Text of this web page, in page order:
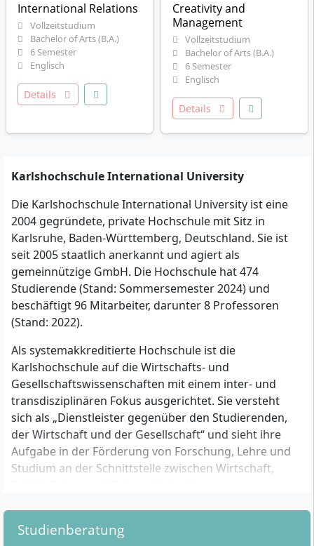
Karlshochschule International University
Die Karlshochschule International University ist eine
2004 gegründete, private Hochschule mit Sitz in
Karlsruhe, Baden-Württemberg, Deutschland. Sie ist
seit 2005 staatlich anerkannt und agiert als
gemeinnützige GmbH. Die Hochschule hat 474
Studierende (Stand: Sommersemester 2024) und
beschäftigt 96 Mitarbeiter, darunter 8 Professoren
(Stand: 2022).
Als systemakkreditierte Hochschule ist die
Karlshochschule auf die Wirtschafts- und
Gesellschaftswissenschaften mit einem inter- und
transdisziplinären Fokus ausgerichtet. Sie versteht
sich als „Dienstleister gegenüber den Studierenden,
der Wirtschaft und der Gesellschaft“ und sieht ihre
Aufgabe in der Förderung von Forschung, Lehre und
Studium an der Schnittstelle zwischen Wirtschaft,
Leitbild und Selbstverständnis
Die Karlshochschule fördert praxisbezogene Lehre
Studienberatung
International Relations
Vollzeitstudium
Bachelor of Arts (B.A.)
6 Semester
Englisch
Details
Creativity and
Management
Vollzeitstudium
Bachelor of Arts (B.A.)
6 Semester
Englisch
Details